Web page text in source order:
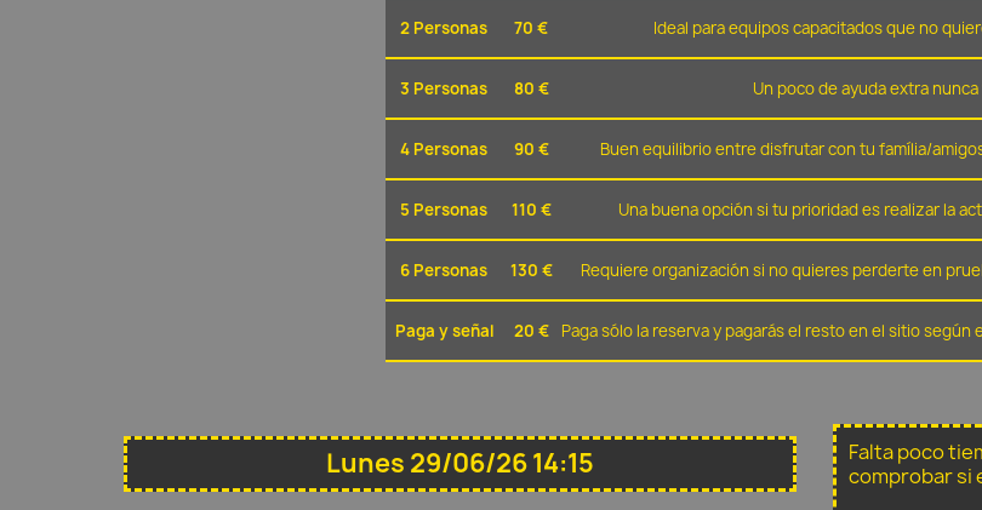
2 Personas 70 € Ideal para equipos capacitados que no
3 Personas 80 € Un poco de ayuda extra nunca
4 Personas 90 € Buen equilibrio entre disfrutar con tu família/
5 Personas 110 € Una buena opción si tu prioridad es realizar la
6 Personas 130 € Requiere organización si no quieres perderte en
Paga y señal 20 € Paga sólo la reserva y pagarás el resto en el sitio
Lunes 29/06/26 14:15
Falta poco
comprobar si